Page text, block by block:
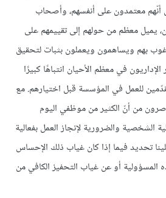
أنّهم معتمدون على أنفسهم، وأصحاب
يميل معظم من حولهم إلى تقييمهم على
بهم ويساهمون ويعملون بثبات لتحقيق
يُعير الإداريون في معظم الأحيان انتباهًا كبيرًا
للعمل في المؤسسة قبل اختيارهم. مع
من أنّ الكثير من موظفي اليوم
الشخصية والضرورية لإنجاز العمل بفعالية
تحديد فيما إذا كان غياب ذلك الإحساس
أو عن غياب التحفيز الكافي من